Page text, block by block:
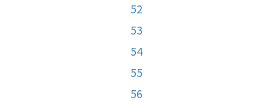
52
53
54
55
56